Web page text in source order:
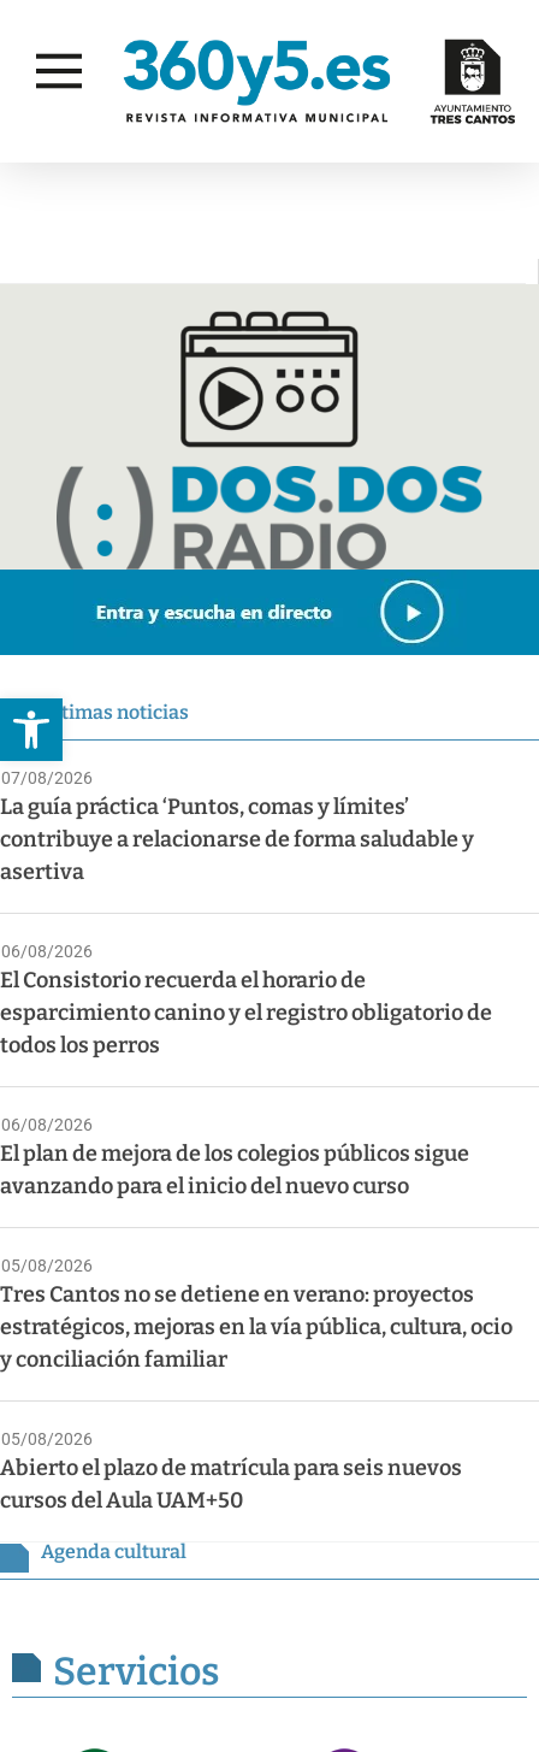
Abrir barra de herramientas
Últimas noticias
07/08/2026
La guía práctica ‘Puntos, comas y límites’
contribuye a relacionarse de forma saludable y
asertiva
06/08/2026
El Consistorio recuerda el horario de
esparcimiento canino y el registro obligatorio de
todos los perros
06/08/2026
El plan de mejora de los colegios públicos sigue
avanzando para el inicio del nuevo curso
05/08/2026
Tres Cantos no se detiene en verano: proyectos
estratégicos, mejoras en la vía pública, cultura, ocio
y conciliación familiar
05/08/2026
Abierto el plazo de matrícula para seis nuevos
cursos del Aula UAM+50
Agenda cultural
Servicios